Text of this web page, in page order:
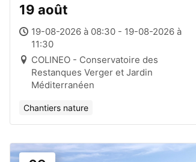
19 août
19-08-2026 à 08:30 - 19-08-2026 à
11:30
COLINEO - Conservatoire des
Restanques Verger et Jardin
Méditerranéen
Chantiers nature